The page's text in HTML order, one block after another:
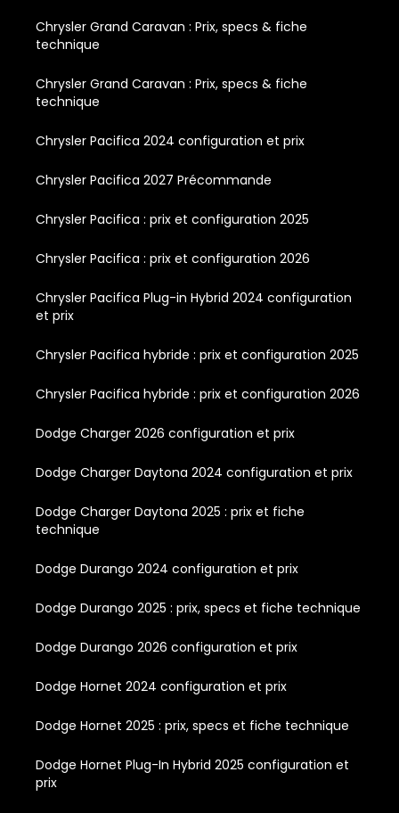
Chrysler Grand Caravan : Prix, specs & fiche
technique
Chrysler Grand Caravan : Prix, specs & fiche
technique
Chrysler Pacifica 2024 configuration et prix
Chrysler Pacifica 2027 Précommande
Chrysler Pacifica : prix et configuration 2025
Chrysler Pacifica : prix et configuration 2026
Chrysler Pacifica Plug-in Hybrid 2024 configuration
et prix
Chrysler Pacifica hybride : prix et configuration 2025
Chrysler Pacifica hybride : prix et configuration 2026
Dodge Charger 2026 configuration et prix
Dodge Charger Daytona 2024 configuration et prix
Dodge Charger Daytona 2025 : prix et fiche
technique
Dodge Durango 2024 configuration et prix
Dodge Durango 2025 : prix, specs et fiche technique
Dodge Durango 2026 configuration et prix
Dodge Hornet 2024 configuration et prix
Dodge Hornet 2025 : prix, specs et fiche technique
Dodge Hornet Plug-In Hybrid 2025 configuration et
prix